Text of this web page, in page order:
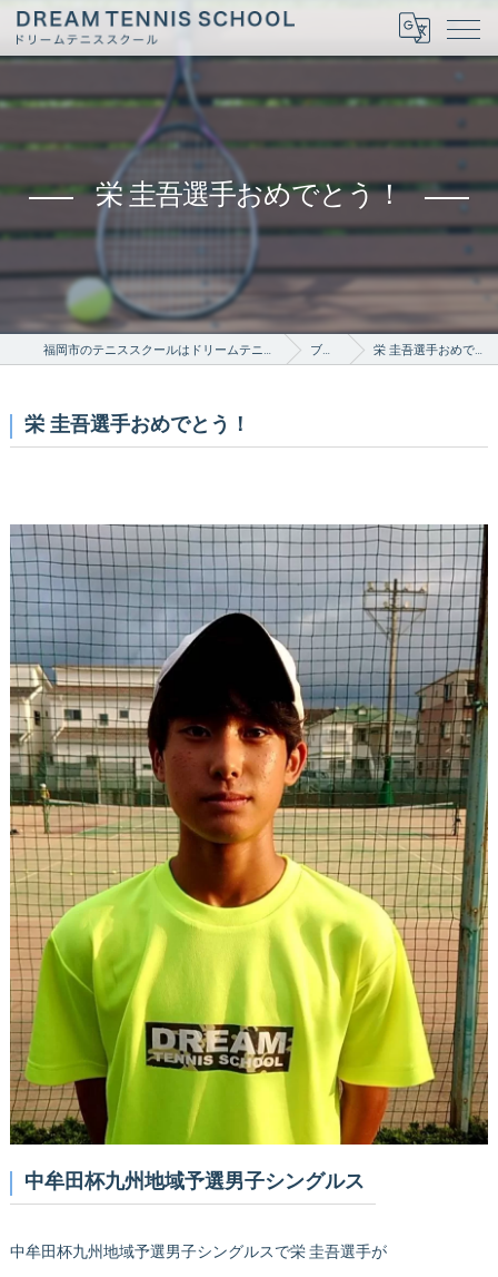
栄 圭吾選手おめでとう！
福岡市のテニススクールはドリームテニススクール ブログ 栄 圭吾選手おめでとう！
栄 圭吾選手おめでとう！
中牟田杯九州地域予選男子シングルス
中牟田杯九州地域予選男子シングルスで栄 圭吾選手が